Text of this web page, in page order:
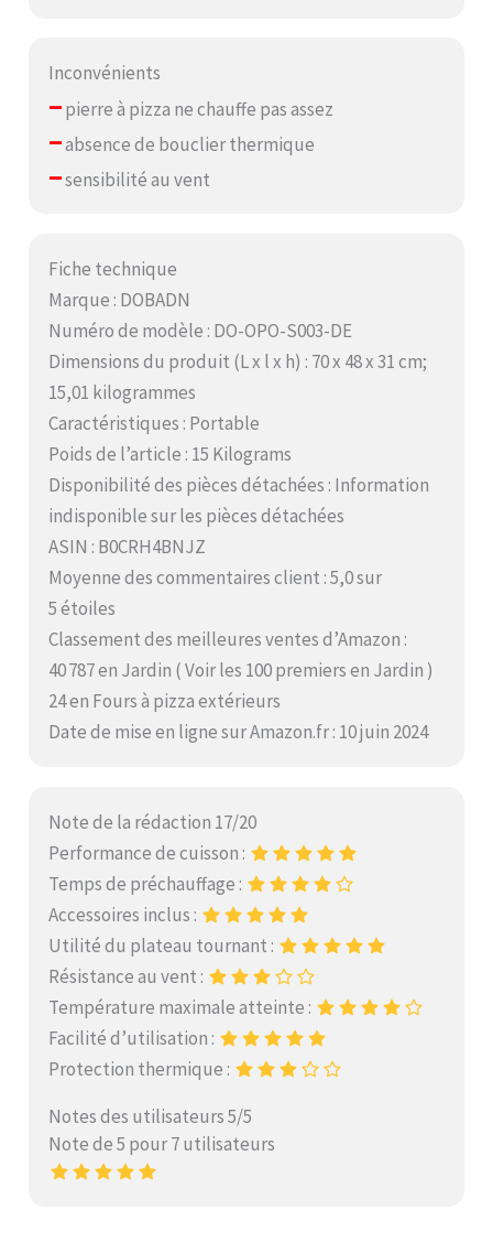
Inconvénients
–pierre à pizza ne chauffe pas assez
–absence de bouclier thermique
–sensibilité au vent
Fiche technique
Marque : DOBADN
Numéro de modèle : DO-OPO-S003-DE
Dimensions du produit (L x l x h) : 70 x 48 x 31 cm;
15,01 kilogrammes
Caractéristiques : Portable
Poids de l’article : 15 Kilograms
Disponibilité des pièces détachées : Information
indisponible sur les pièces détachées
ASIN : B0CRH4BNJZ
Moyenne des commentaires client : 5,0 sur
5 étoiles
Classement des meilleures ventes d’Amazon :
40 787 en Jardin ( Voir les 100 premiers en Jardin )
24 en Fours à pizza extérieurs
Date de mise en ligne sur Amazon.fr : 10 juin 2024
Note de la rédaction 17/20
Performance de cuisson :
Temps de préchauffage :
Accessoires inclus :
Utilité du plateau tournant :
Résistance au vent :
Température maximale atteinte :
Facilité d’utilisation :
Protection thermique :
Notes des utilisateurs 5/5
Note de 5 pour 7 utilisateurs